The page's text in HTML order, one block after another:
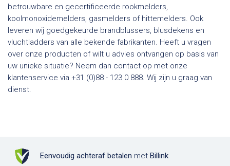
betrouwbare en gecertificeerde rookmelders,
koolmonoxidemelders, gasmelders of hittemelders. Ook
leveren wij goedgekeurde brandblussers, blusdekens en
vluchtladders van alle bekende fabrikanten. Heeft u vragen
over onze producten of wilt u advies ontvangen op basis van
uw unieke situatie? Neem dan contact op met onze
klantenservice via +31 (0)88 - 123 0 888. Wij zijn u graag van
dienst.
Eenvoudig achteraf betalen met Billink